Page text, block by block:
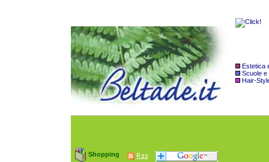
Estetica
Scuole e
Hair-
Shopping